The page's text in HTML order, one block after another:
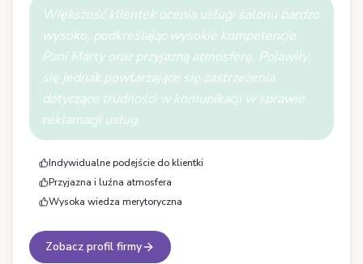
Większość klientek ocenia usługi salonu bardzo
wysoko, podkreślając wysokie kompetencje
Pani Marty oraz przyjazną atmosferę. Pojawiły
się jednak powtarzające się zastrzeżenia
dotyczące trudności w komunikacji w sprawie
reklamacji usług.
Indywidualne podejście do klientki
Przyjazna i luźna atmosfera
Wysoka wiedza merytoryczna
Zobacz profil firmy